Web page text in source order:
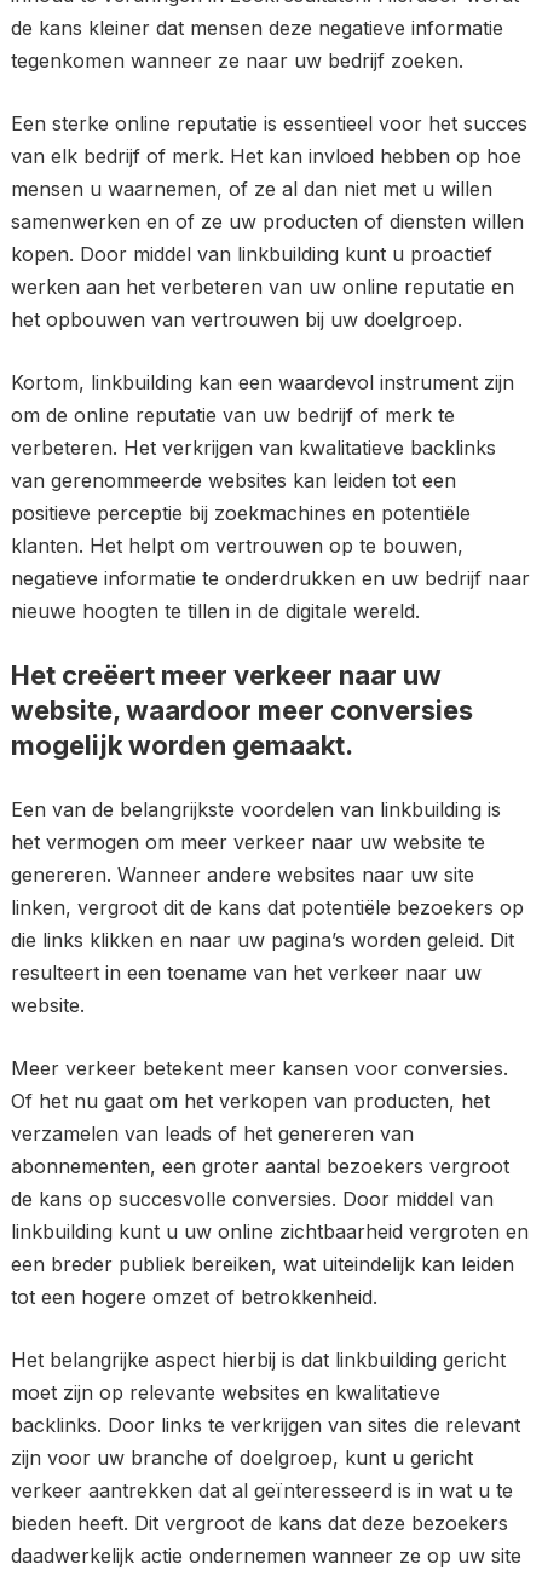
de kans kleiner dat mensen deze negatieve informatie
tegenkomen wanneer ze naar uw bedrijf zoeken.
Een sterke online reputatie is essentieel voor het succes
van elk bedrijf of merk. Het kan invloed hebben op hoe
mensen u waarnemen, of ze al dan niet met u willen
samenwerken en of ze uw producten of diensten willen
kopen. Door middel van linkbuilding kunt u proactief
werken aan het verbeteren van uw online reputatie en
het opbouwen van vertrouwen bij uw doelgroep.
Kortom, linkbuilding kan een waardevol instrument zijn
om de online reputatie van uw bedrijf of merk te
verbeteren. Het verkrijgen van kwalitatieve backlinks
van gerenommeerde websites kan leiden tot een
positieve perceptie bij zoekmachines en potentiële
klanten. Het helpt om vertrouwen op te bouwen,
negatieve informatie te onderdrukken en uw bedrijf naar
nieuwe hoogten te tillen in de digitale wereld.
Het creëert meer verkeer naar uw
website, waardoor meer conversies
mogelijk worden gemaakt.
Een van de belangrijkste voordelen van linkbuilding is
het vermogen om meer verkeer naar uw website te
genereren. Wanneer andere websites naar uw site
linken, vergroot dit de kans dat potentiële bezoekers op
die links klikken en naar uw pagina’s worden geleid. Dit
resulteert in een toename van het verkeer naar uw
website.
Meer verkeer betekent meer kansen voor conversies.
Of het nu gaat om het verkopen van producten, het
verzamelen van leads of het genereren van
abonnementen, een groter aantal bezoekers vergroot
de kans op succesvolle conversies. Door middel van
linkbuilding kunt u uw online zichtbaarheid vergroten en
een breder publiek bereiken, wat uiteindelijk kan leiden
tot een hogere omzet of betrokkenheid.
Het belangrijke aspect hierbij is dat linkbuilding gericht
moet zijn op relevante websites en kwalitatieve
backlinks. Door links te verkrijgen van sites die relevant
zijn voor uw branche of doelgroep, kunt u gericht
verkeer aantrekken dat al geïnteresseerd is in wat u te
bieden heeft. Dit vergroot de kans dat deze bezoekers
daadwerkelijk actie ondernemen wanneer ze op uw site